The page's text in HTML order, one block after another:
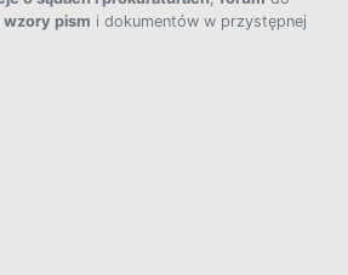
wzory pism i dokumentów w przystępnej